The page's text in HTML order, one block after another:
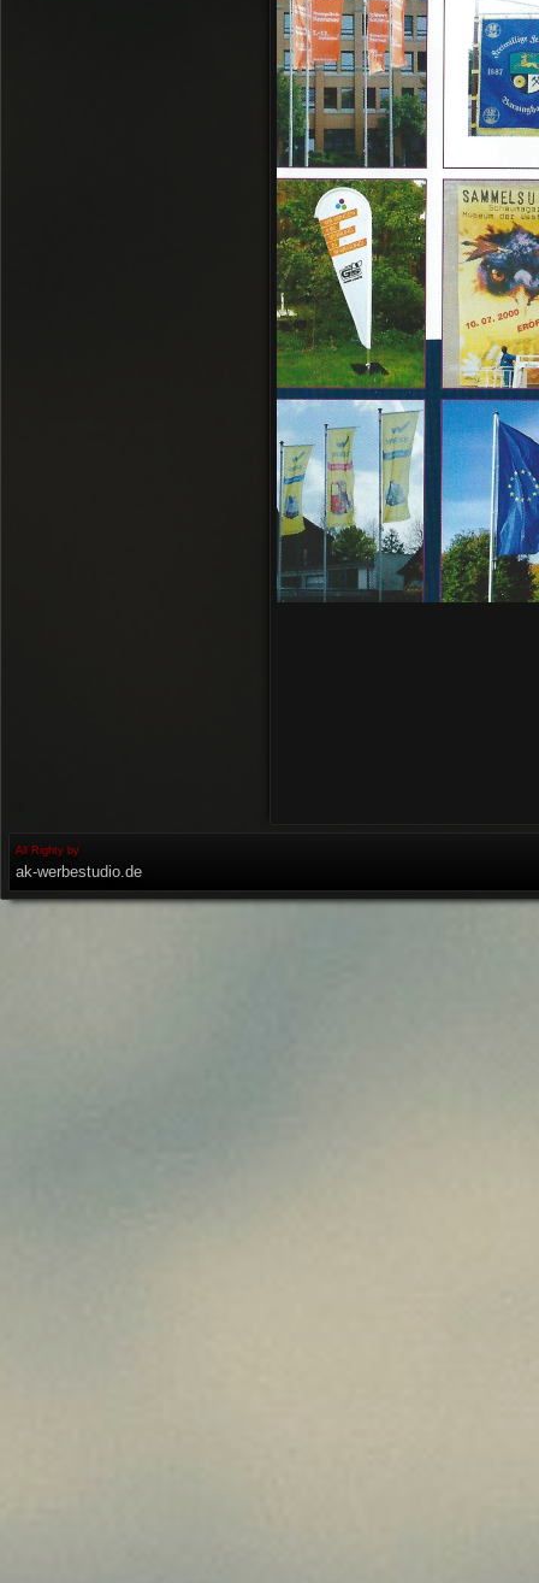
All Righty by
ak-werbestudio.de